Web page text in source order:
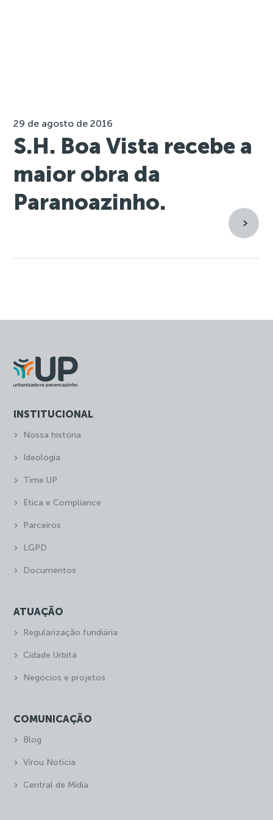
29 de agosto de 2016
S.H. Boa Vista recebe a
maior obra da
Paranoazinho.
INSTITUCIONAL
Nossa história
Ideologia
Time UP
Ética e Compliance
Parceiros
LGPD
Documentos
ATUAÇÃO
Regularização fundiária
Cidade Urbitá
Negócios e projetos
COMUNICAÇÃO
Blog
Virou Notícia
Central de Mídia